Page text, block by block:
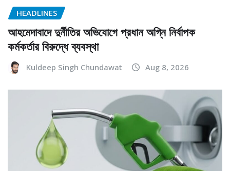
HEADLINES
আহমেদাবাদে দুর্নীতির অভিযোগে প্রধান অগ্নি নির্বাপক
কর্মকর্তার বিরুদ্ধে ব্যবস্থা
Kuldeep Singh Chundawat Aug 8, 2026